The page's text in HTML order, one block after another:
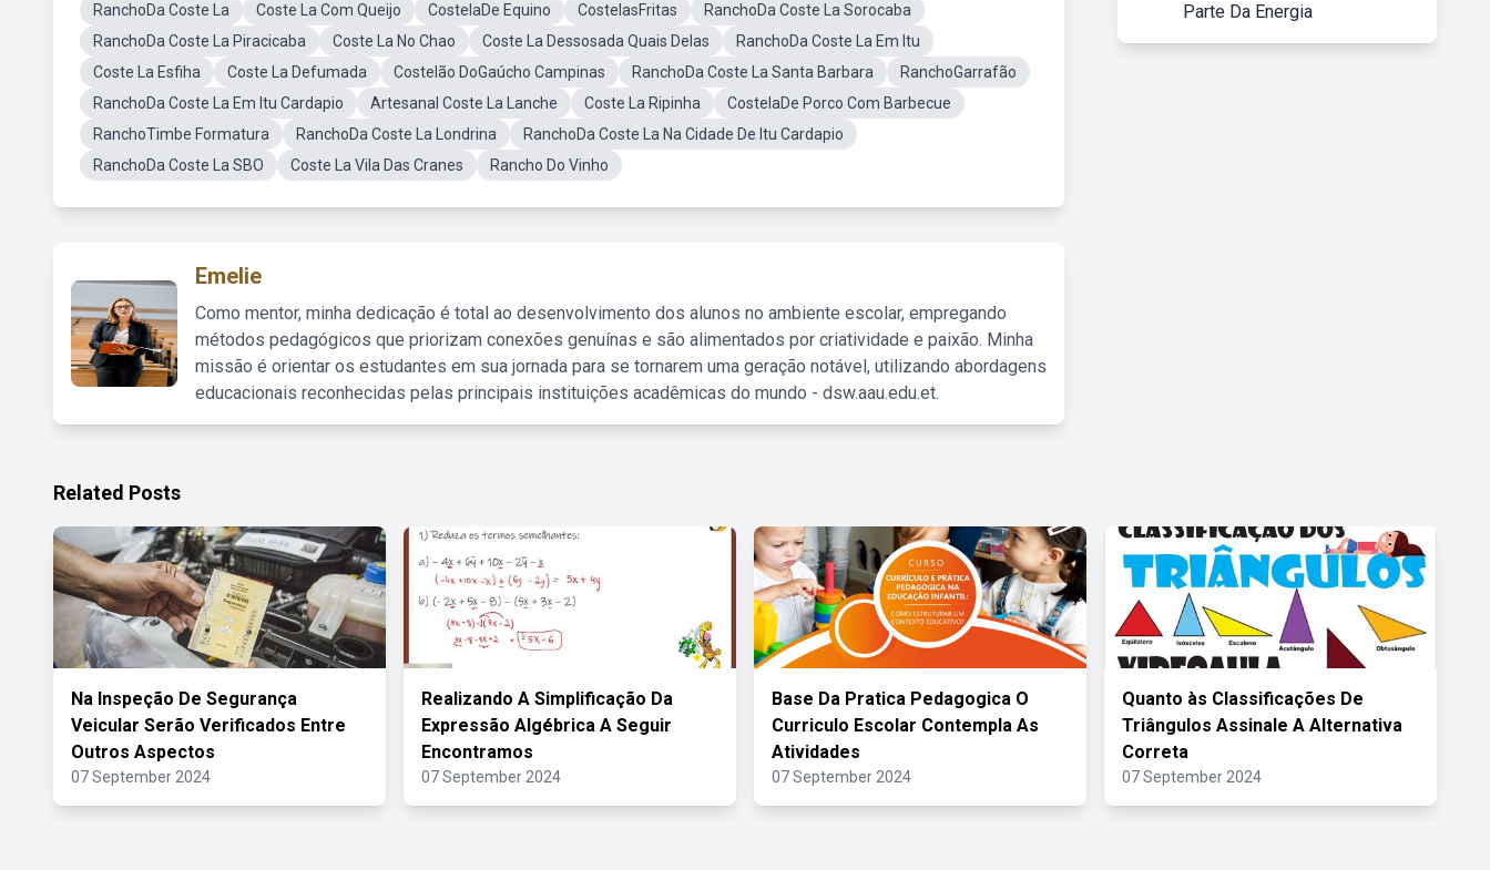
RanchoDa Coste La
Coste La Com Queijo CostelaDe Equino CostelasFritas
RanchoDa Coste La Sorocaba
RanchoDa Coste La Piracicaba
Coste La No Chao Coste La Dessosada Quais Delas
RanchoDa Coste La Em Itu
Coste La Esfiha
Coste La Defumada Costelão DoGaúcho Campinas RanchoDa Coste La Santa Barbara
RanchoGarrafão
RanchoDa Coste La Em Itu Cardapio
Artesanal Coste La Lanche Coste La Ripinha
CostelaDe Porco Com Barbecue
RanchoTimbe Formatura
RanchoDa Coste La Londrina
RanchoDa Coste La Na Cidade De Itu Cardapio
RanchoDa Coste La SBO
Coste La Vila Das Cranes Rancho Do Vinho
Emelie
Como mentor, minha dedicação é total ao desenvolvimento dos alunos no ambiente escolar, empregando
métodos pedagógicos que priorizam conexões genuínas e são alimentados por criatividade e paixão. Minha
missão é orientar os estudantes em sua jornada para se tornarem uma geração notável, utilizando abordagens
educacionais reconhecidas pelas principais instituições acadêmicas do mundo - dsw.aau.edu.et.
Parte Da Energia
Related Posts
Na Inspeção De Segurança
Veicular Serão Verificados Entre
Outros Aspectos
07 September 2024
Realizando A Simplificação Da
Expressão Algébrica A Seguir
Encontramos
07 September 2024
Base Da Pratica Pedagogica O
Curriculo Escolar Contempla As
Atividades
07 September 2024
Quanto às Classificações De
Triângulos Assinale A Alternativa
Correta
07 September 2024